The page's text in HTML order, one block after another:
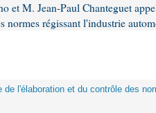
et M. Jean-Paul Chanteguet
normes régissant l'industrie
de l'élaboration et du contrôle des